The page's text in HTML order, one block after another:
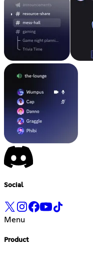
Social
Menu
Product